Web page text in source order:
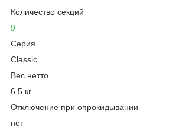
Количество секций
9
Серия
Classic
Вес нетто
6.5 кг
Отключение при опрокидывании
нет